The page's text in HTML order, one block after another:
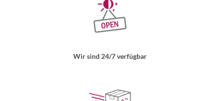
Wir sind 24/7 verfügbar